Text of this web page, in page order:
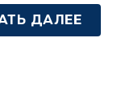
ДАЛЕЕ